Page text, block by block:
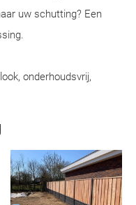
uw schutting? Een
onderhoudsvrij,